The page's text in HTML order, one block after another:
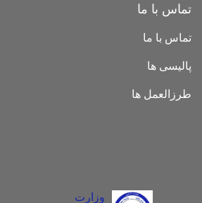
تماس با ما
تماس با ما
پالیسی ها
طرزالعمل ها
وزارت